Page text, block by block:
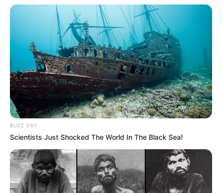
BUZZ DAY
Scientists Just Shocked The World In The Black Sea!